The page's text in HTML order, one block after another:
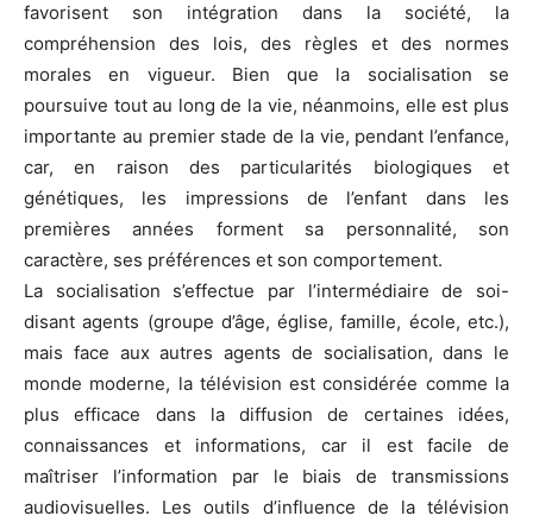
favorisent son intégration dans la société, la
compréhension des lois, des règles et des normes
morales en vigueur. Bien que la socialisation se
poursuive tout au long de la vie, néanmoins, elle est plus
importante au premier stade de la vie, pendant l’enfance,
car, en raison des particularités biologiques et
génétiques, les impressions de l’enfant dans les
premières années forment sa personnalité, son
caractère, ses préférences et son comportement.
La socialisation s’effectue par l’intermédiaire de soi-
disant agents (groupe d’âge, église, famille, école, etc.),
mais face aux autres agents de socialisation, dans le
monde moderne, la télévision est considérée comme la
plus efficace dans la diffusion de certaines idées,
connaissances et informations, car il est facile de
maîtriser l’information par le biais de transmissions
audiovisuelles. Les outils d’influence de la télévision